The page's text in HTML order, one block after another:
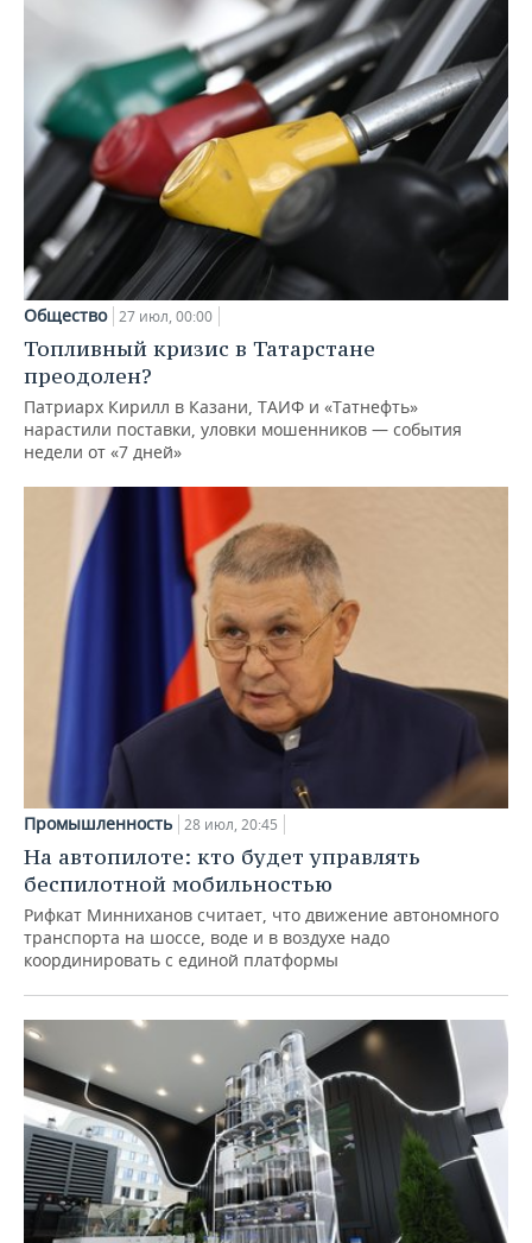
Общество 27 июл, 00:00
Топливный кризис в Татарстане
преодолен?
Патриарх Кирилл в Казани, ТАИФ и «Татнефть»
нарастили поставки, уловки мошенников — события
недели от «7 дней»
Промышленность 28 июл, 20:45
На автопилоте: кто будет управлять
беспилотной мобильностью
Рифкат Минниханов считает, что движение автономного
транспорта на шоссе, воде и в воздухе надо
координировать с единой платформы